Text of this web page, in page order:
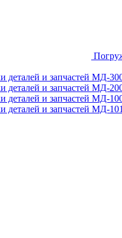
деталей и запчастей МД-
деталей и запчастей МД-
деталей и запчастей МД-
деталей и запчастей МД-